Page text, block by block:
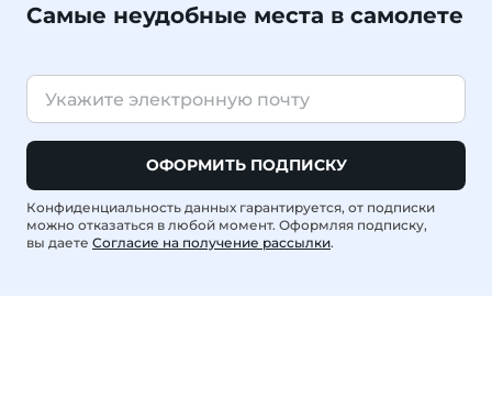
Самые неудобные места в самолете
ОФОРМИТЬ ПОДПИСКУ
Конфиденциальность данных гарантируется, от подписки
можно отказаться в любой момент. Оформляя подписку,
вы даете Согласие на получение рассылки.